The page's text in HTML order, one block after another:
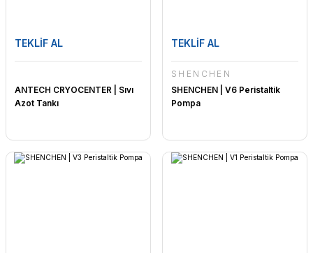
TEKLİF AL
ANTECH CRYOCENTER | Sıvı
Azot Tankı
TEKLİF AL
SHENCHEN
SHENCHEN | V6 Peristaltik
Pompa